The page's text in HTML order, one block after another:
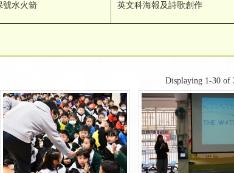
號水火箭 英文科海報及詩歌創作
Displaying 1-30 of